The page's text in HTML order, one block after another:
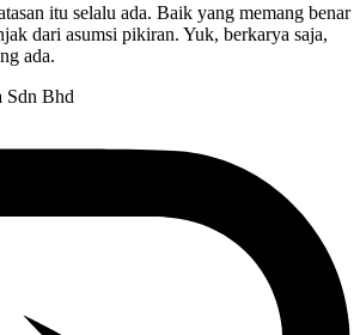
itu selalu ada. Baik yang memang benar
dari asumsi pikiran. Yuk, berkarya saja,
ada.
Sdn Bhd